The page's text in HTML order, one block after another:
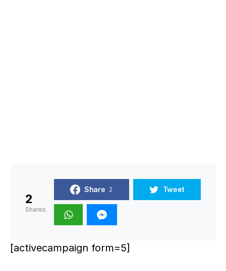
2
Shares
Share 2 Tweet
[activecampaign form=5]